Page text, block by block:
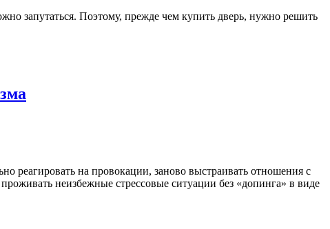
запутаться. Поэтому, прежде чем купить дверь, нужно решить
реагировать на провокации, заново выстраивать отношения с
неизбежные стрессовые ситуации без «допинга» в виде